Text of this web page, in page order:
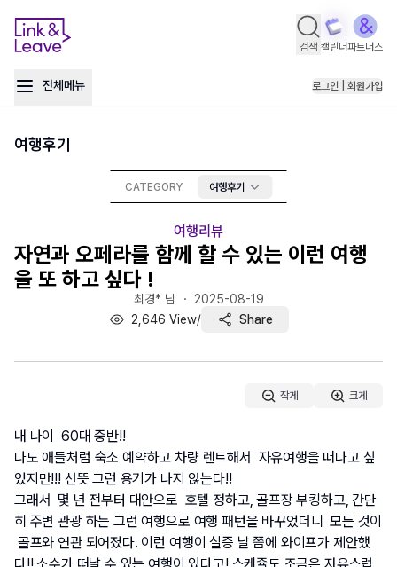
검색 캘린더파트너스
전체메뉴 로그인 | 회원가입
여행후기
CATEGORY 여행후기
여행리뷰
자연과 오페라를 함께 할 수 있는 이런 여행
을 또 하고 싶다 !
최경* 님 ・ 2025-08-19
2,646 View/ Share
작게 크게
내 나이  60대 중반!!
나도 애들처럼 숙소 예약하고 차량 렌트해서  자유여행을 떠나고 싶
었지만!!! 선뜻 그런 용기가 나지 않는다!!
그래서  몇 년 전부터 대안으로  호텔 정하고, 골프장 부킹하고, 간단
히 주변 관광 하는 그런 여행으로 여행 패턴을 바꾸었더니  모든 것이
골프와 연관 되어졌다. 이런 여행이 실증 날 쯤에 와이프가 제안했